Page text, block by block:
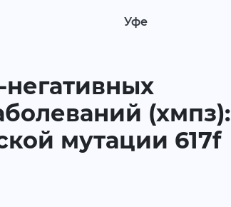
Уфе
негативных
(хмпз):
мутации 617f